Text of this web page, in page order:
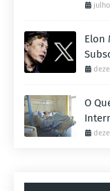
Elon
O